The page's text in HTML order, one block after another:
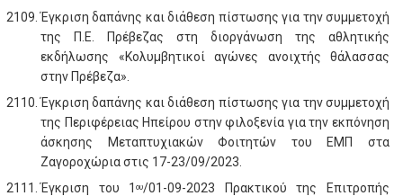
Έγκριση δαπάνης και διάθεση πίστωσης για την συμμετοχή
της Π.Ε. Πρέβεζας στη διοργάνωση της αθλητικής
εκδήλωσης «Κολυμβητικοί αγώνες ανοιχτής θάλασσας
στην Πρέβεζα».
Έγκριση δαπάνης και διάθεση πίστωσης για την συμμετοχή
της Περιφέρειας Ηπείρου στην φιλοξενία για την εκπόνηση
άσκησης Μεταπτυχιακών Φοιτητών του ΕΜΠ στα
Ζαγοροχώρια στις 17-23/09/2023.
Έγκριση του 1ου/01-09-2023 Πρακτικού της Επιτροπής